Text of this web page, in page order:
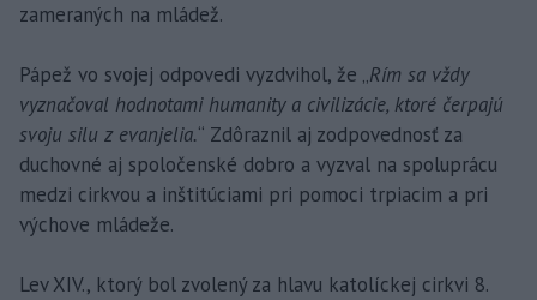
zameraných na mládež.
Pápež vo svojej odpovedi vyzdvihol, že „Rím sa vždy
vyznačoval hodnotami humanity a civilizácie, ktoré čerpajú
svoju silu z evanjelia.“ Zdôraznil aj zodpovednosť za
duchovné aj spoločenské dobro a vyzval na spoluprácu
medzi cirkvou a inštitúciami pri pomoci trpiacim a pri
výchove mládeže.
Lev XIV., ktorý bol zvolený za hlavu katolíckej cirkvi 8.